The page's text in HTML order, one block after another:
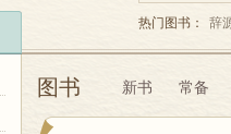
热门图书： 辞
图书 新书 常备